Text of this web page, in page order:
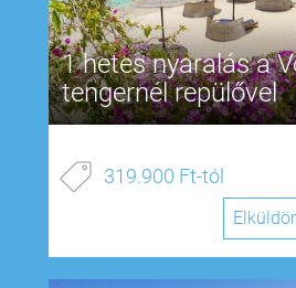
1 hetes nyaralás a
tengernél repülővel
319.900 Ft-tól